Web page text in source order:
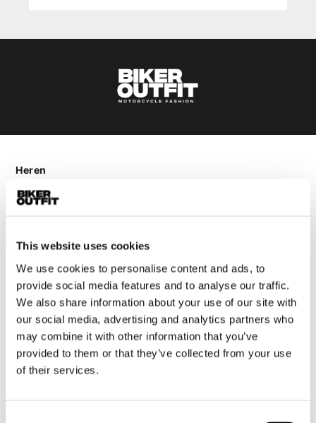
This website uses cookies
We use cookies to personalise content and ads, to
provide social media features and to analyse our traffic.
We also share information about your use of our site with
our social media, advertising and analytics partners who
may combine it with other information that you’ve
provided to them or that they’ve collected from your use
of their services.
Heren
Motorkleding heren
Motorjas heren
Motorpak heren
Motorjeans heren
Motorhoodie heren
Motorhelm heren
Motorhandschoenen heren